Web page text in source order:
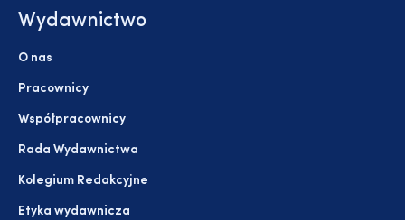
Wydawnictwo
O nas
Pracownicy
Współpracownicy
Rada Wydawnictwa
Kolegium Redakcyjne
Etyka wydawnicza